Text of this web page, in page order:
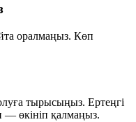
оралмаңыз. Көп
тырысыңыз. Ертеңгі
— өкініп қалмаңыз.